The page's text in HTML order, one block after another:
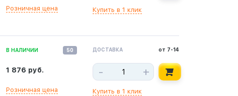
Розничная цена Купить в 1 клик
В НАЛИЧИИ 50
1 876 руб.
Розничная цена
ДОСТАВКА от 7-14
- +
Купить в 1 клик